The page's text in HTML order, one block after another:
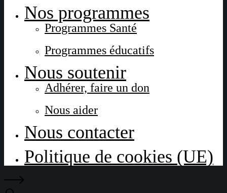
Nos programmes
Programmes Santé
Programmes éducatifs
Nous soutenir
Adhérer, faire un don
Nous aider
Nous contacter
Politique de cookies (UE)